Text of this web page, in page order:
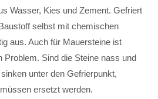
Wasser, Kies und Zement. Gefriert
selbst mit chemischen
aus. Auch für Mauersteine ist
Problem. Sind die Steine nass und
unter den Gefrierpunkt,
ersetzt werden.